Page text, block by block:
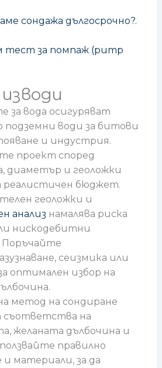
сондажа дългосрочно?.
тест за помпаж (pump
за вода осигуряват
подземни води за битови
и индустрия.
проект според
диаметър и геоложки
реалистичен бюджет.
геоложки и
анализ намалява риска
нискодебитни
Поръчайте
сеизмика или
оптимален избор на
метод на сондиране
съответства на
желаната дълбочина и
правилно
и материали, за да